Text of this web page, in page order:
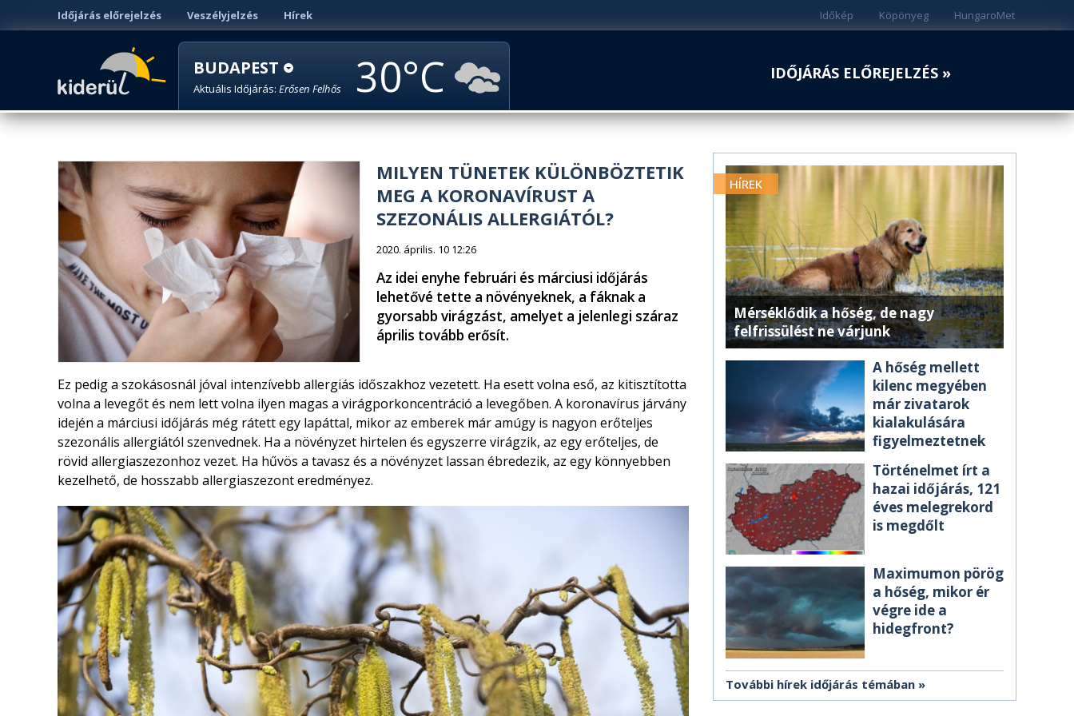
Időjárás előrejelzés Veszélyjelzés Hírek HungaroMet
Köpönyeg
Időkép
BUDAPEST
Aktuális Időjárás: Erősen Felhős 30 IDŐJÁRÁS ELŐREJELZÉS »
MILYEN TÜNETEK KÜLÖNBÖZTETIK
MEG A KORONAVÍRUST A
SZEZONÁLIS ALLERGIÁTÓL?
2020. április. 10 12:26
Az idei enyhe februári és márciusi időjárás
lehetővé tette a növényeknek, a fáknak a
gyorsabb virágzást, amelyet a jelenlegi száraz
április tovább erősít.
Ez pedig a szokásosnál jóval intenzívebb allergiás időszakhoz vezetett. Ha esett volna eső, az kitisztította
volna a levegőt és nem lett volna ilyen magas a virágporkoncentráció a levegőben. A koronavírus járvány
idején a márciusi időjárás még rátett egy lapáttal, mikor az emberek már amúgy is nagyon erőteljes
szezonális allergiától szenvednek. Ha a növényzet hirtelen és egyszerre virágzik, az egy erőteljes, de
rövid allergiaszezonhoz vezet. Ha hűvös a tavasz és a növényzet lassan ébredezik, az egy könnyebben
kezelhető, de hosszabb allergiaszezont eredményez.
HÍREK
Mérséklődik a hőség, de nagy
felfrissülést ne várjunk
A hőség mellett
kilenc megyében
már zivatarok
kialakulására
figyelmeztetnek
Történelmet írt a
hazai időjárás, 121
éves melegrekord
is megdőlt
Maximumon pörög
a hőség, mikor ér
végre ide a
hidegfront?
További hírek időjárás témában